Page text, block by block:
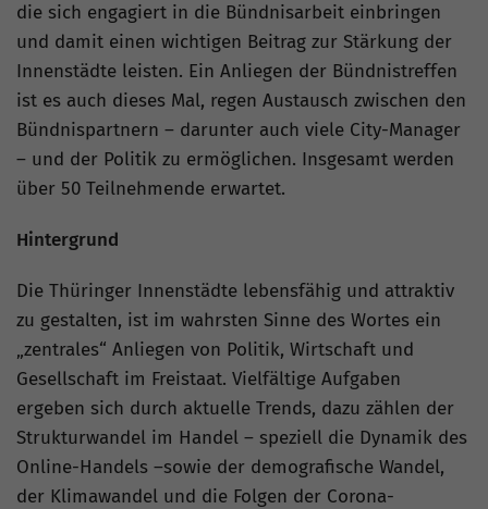
die sich engagiert in die Bündnisarbeit einbringen
und damit einen wichtigen Beitrag zur Stärkung der
Innenstädte leisten. Ein Anliegen der Bündnistreffen
ist es auch dieses Mal, regen Austausch zwischen den
Bündnispartnern – darunter auch viele City-Manager
– und der Politik zu ermöglichen. Insgesamt werden
über 50 Teilnehmende erwartet.
Hintergrund
Die Thüringer Innenstädte lebensfähig und attraktiv
zu gestalten, ist im wahrsten Sinne des Wortes ein
„zentrales“ Anliegen von Politik, Wirtschaft und
Gesellschaft im Freistaat. Vielfältige Aufgaben
ergeben sich durch aktuelle Trends, dazu zählen der
Strukturwandel im Handel – speziell die Dynamik des
Online-Handels –sowie der demografische Wandel,
der Klimawandel und die Folgen der Corona-